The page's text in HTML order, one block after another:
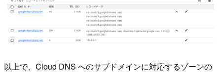
以上で、Cloud DNS へのサブドメインに対応するゾーンの